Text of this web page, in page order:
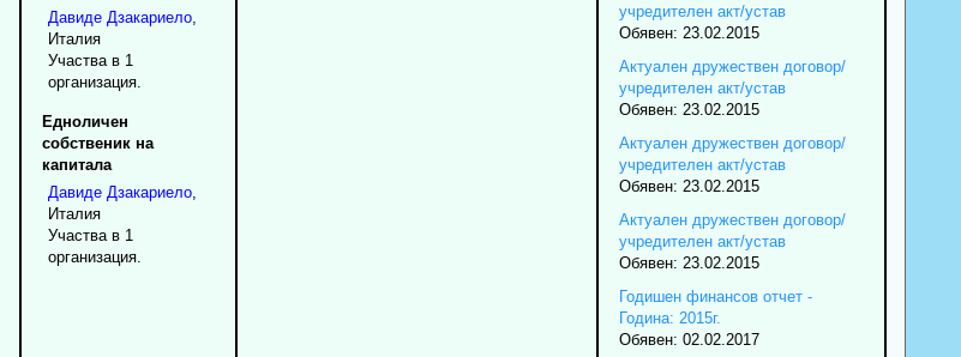
Давиде Дзакариело,
Италия
Участва в 1
организация.
Едноличен
собственик на
капитала
Давиде Дзакариело,
Италия
Участва в 1
организация.
учредителен акт/устав
Обявен: 23.02.2015
Актуален дружествен договор/
учредителен акт/устав
Обявен: 23.02.2015
Актуален дружествен договор/
учредителен акт/устав
Обявен: 23.02.2015
Актуален дружествен договор/
учредителен акт/устав
Обявен: 23.02.2015
Годишен финансов отчет -
Година: 2015г.
Обявен: 02.02.2017